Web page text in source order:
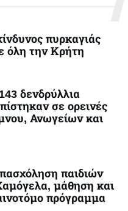
πυρκαγιάς
όλη την Κρήτη
δενδρύλλια
σε ορεινές
Ανωγείων και
παιδιών
μάθηση και
πρόγραμμα